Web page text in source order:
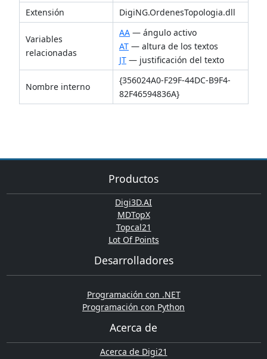
Extensión DigiNG.OrdenesTopologia.dll
Variables
relacionadas
AA — ángulo activo
AT — altura de los textos
JT — justificación del texto
Nombre interno
{356024A0-F29F-44DC-B9F4-
82F46594836A}
Productos
Digi3D.AI
MDTopX
Topcal21
Lot Of Points
Desarrolladores
Programación con .NET
Programación con Python
Acerca de
Acerca de Digi21